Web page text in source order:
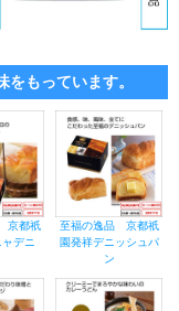
もっています。
京都祇
デニ
至福の逸品 京都祇
園発祥デニッシュパ
ン